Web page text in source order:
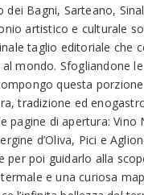
dei Bagni, Sarteano,
artistico e culturale
taglio editoriale che
mondo. Sfogliandone
questa
tradizione ed
pagine di apertura: Vino
d’Oliva, Pici e
per poi guidarlo alla
e una curiosa